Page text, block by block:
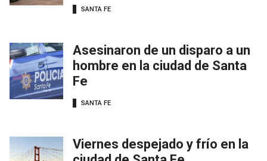
SANTA FE
Asesinaron de un disparo a un
hombre en la ciudad de Santa
Fe
SANTA FE
Viernes despejado y frío en la